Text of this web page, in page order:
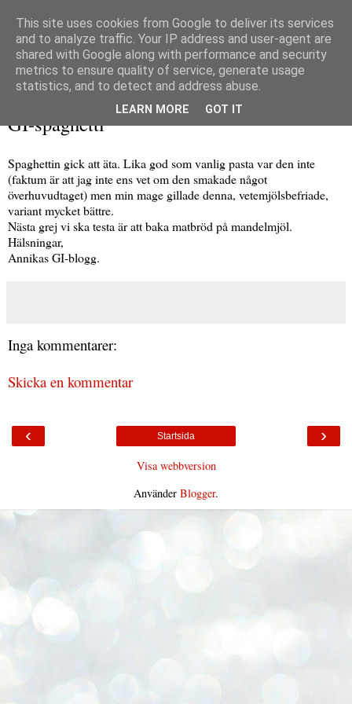
GI-spaghetti
Spaghettin gick att äta. Lika god som vanlig pasta var den inte
(faktum är att jag inte ens vet om den smakade något
överhuvudtaget) men min mage gillade denna, vetemjölsbefriade,
variant mycket bättre.
Nästa grej vi ska testa är att baka matbröd på mandelmjöl.
Hälsningar,
Annikas GI-blogg.
Inga kommentarer:
Skicka en kommentar
‹ ›
Startsida
Visa webbversion
Använder Blogger.
This site uses cookies from Google to deliver its services
and to analyze traffic. Your IP address and user-agent are
shared with Google along with performance and security
metrics to ensure quality of service, generate usage
statistics, and to detect and address abuse.
LEARN MORE GOT IT